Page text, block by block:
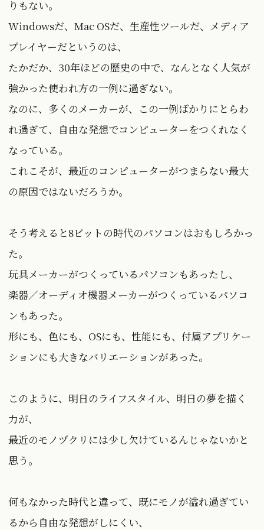
りもない。
Windowsだ、Mac OSだ、生産性ツールだ、メディア
プレイヤーだというのは、
たかだか、30年ほどの歴史の中で、なんとなく人気が
強かった使われ方の一例に過ぎない。
なのに、多くのメーカーが、この一例ばかりにとらわ
れ過ぎて、自由な発想でコンピューターをつくれなく
なっている。
これこそが、最近のコンピューターがつまらない最大
の原因ではないだろうか。
そう考えると8ビットの時代のパソコンはおもしろかっ
た。
玩具メーカーがつくっているパソコンもあったし、
楽器／オーディオ機器メーカーがつくっているパソコ
ンもあった。
形にも、色にも、OSにも、性能にも、付属アプリケー
ションにも大きなバリエーションがあった。
このように、明日のライフスタイル、明日の夢を描く
力が、
最近のモノヅクリには少し欠けているんじゃないかと
思う。
何もなかった時代と違って、既にモノが溢れ過ぎてい
るから自由な発想がしにくい、